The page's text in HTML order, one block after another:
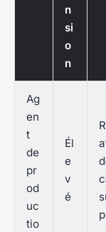
n
si
o
n
Ag
en
t
de
pr
od
uc
tio
Él
e
v
é